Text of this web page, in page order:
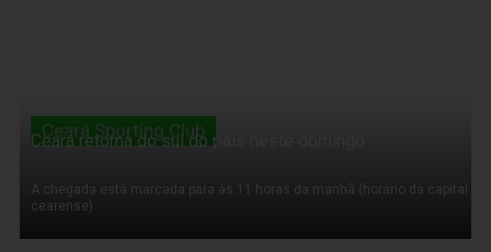
Ceará Sporting Club
Ceará retorna do sul do país neste domingo
A chegada está marcada para às 11 horas da manhã (horário da capital
cearense)